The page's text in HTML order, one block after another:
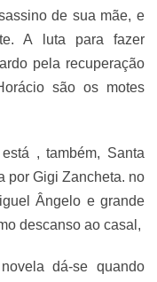
de sua mãe, e
A luta para fazer
pela recuperação
são os motes
, também, Santa
por Gigi Zancheta. no
Ângelo e grande
descanso ao casal,
dá-se quando